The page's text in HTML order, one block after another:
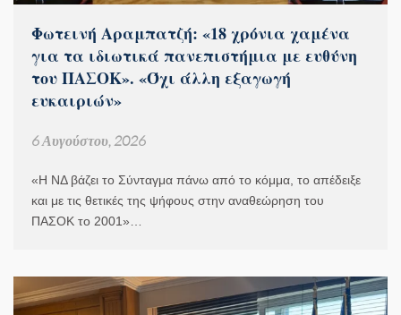
Φωτεινή Αραμπατζή: «18 χρόνια χαμένα
για τα ιδιωτικά πανεπιστήμια με ευθύνη
του ΠΑΣΟΚ». «Όχι άλλη εξαγωγή
ευκαιριών»
6 Αυγούστου, 2026
«Η ΝΔ βάζει το Σύνταγμα πάνω από το κόμμα, το απέδειξε
και με τις θετικές της ψήφους στην αναθεώρηση του
ΠΑΣΟΚ το 2001»…